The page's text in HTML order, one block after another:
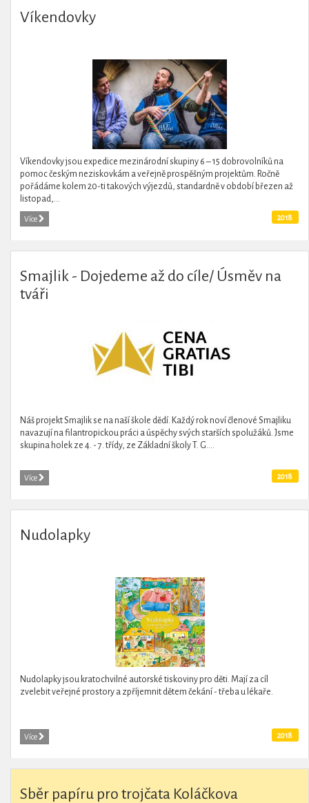
Víkendovky
Víkendovky jsou expedice mezinárodní skupiny 6 – 15 dobrovolníků na
pomoc českým neziskovkám a veřejně prospěšným projektům. Ročně
pořádáme kolem 20-ti takových výjezdů, standardně v období březen až
listopad,...
Více 2018
Smajlik - Dojedeme až do cíle/ Úsměv na
tváři
Náš projekt Smajlik se na naší škole dědí. Každý rok noví členové Smajliku
navazují na filantropickou práci a úspěchy svých starších spolužáků. Jsme
skupina holek ze 4. - 7. třídy, ze Základní školy T. G....
Více 2018
Nudolapky
Nudolapky jsou kratochvilné autorské tiskoviny pro děti. Mají za cíl
zvelebit veřejné prostory a zpříjemnit dětem čekání - třeba u lékaře.
Více 2018
Sběr papíru pro trojčata Koláčkova